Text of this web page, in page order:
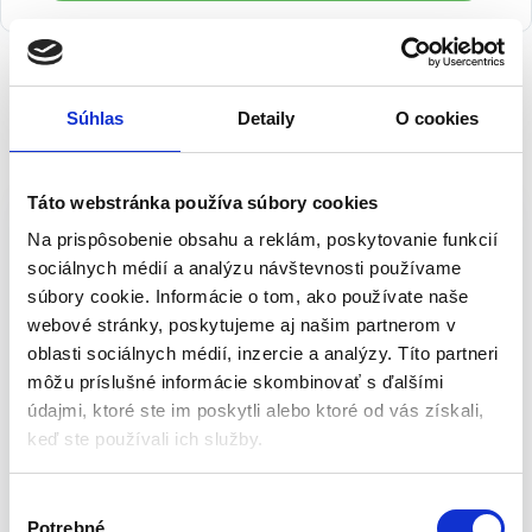
Súhlas Detaily O cookies
Táto webstránka používa súbory cookies
Na prispôsobenie obsahu a reklám, poskytovanie funkcií
sociálnych médií a analýzu návštevnosti používame
súbory cookie. Informácie o tom, ako používate naše
webové stránky, poskytujeme aj našim partnerom v
oblasti sociálnych médií, inzercie a analýzy. Títo partneri
môžu príslušné informácie skombinovať s ďalšími
údajmi, ktoré ste im poskytli alebo ktoré od vás získali,
keď ste používali ich služby.
Potrebné
Špeciálna gélová pasta na umývanie
rúk 4L | 10-404
Špeciálna gélová pasta na umývanie rúk je vhodná na umývanie
ťažkých a veľmi ťažkých nečistôt – 4-litrová fľaša s pumpičkou
NEO (ref. 10-404) si poradí so škvrnami, s ktorými si mydlo
neporadí. Je určená pre profesionálov pracujúcich v stavebníctve,
automobilovom priemysle, tlači a lakovaní. Umožňuje zmyť
nečistoty zanechané špecializovanými lepidlami, živicou,
silikónom, lakmi, farbami, polyuretánovými penami a polymérmi.
Účinnosť pasty je založená na prírodnom abrazíve zo šupiek
kukuričných semien, čo je ekologické. Má prirodzené pH pre